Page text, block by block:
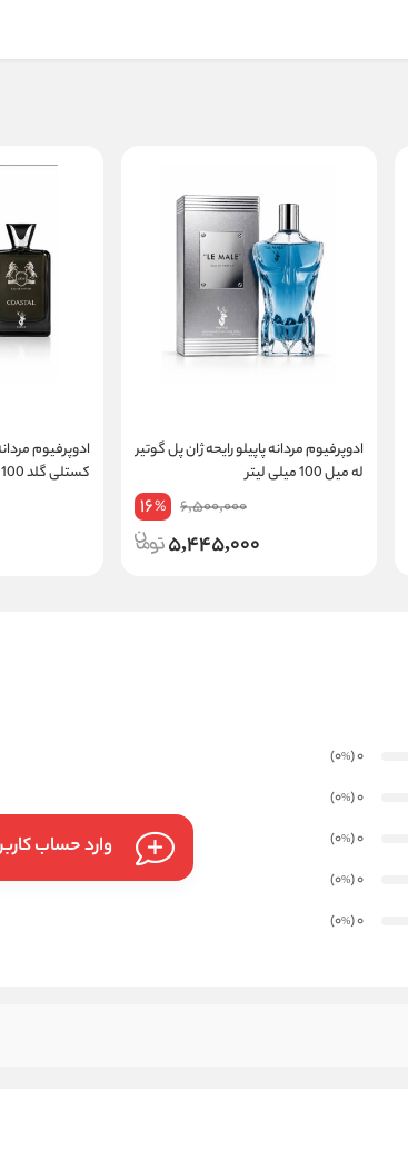
ادوپرفیوم مردانه پاپیلو رایحه ژان پل گوتیر
له میل 100 میلی لیتر
6,500,000
16%
5,445,000
ادوپرفیوم
کستلی گلد 100 میل
0
(0
%
)
0
(0
%
)
0
(0
%
)
0
(0
%
)
0
(0
%
)
وارد حساب